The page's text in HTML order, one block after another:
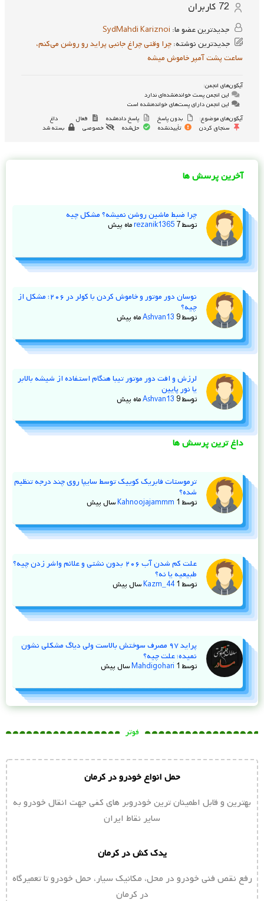
72 کاربران
جدیدترین عضو ما: SydMahdi Kariznoi
جدیدترین نوشته:چرا وقتی چراغ جانبی پراید رو روشن می‌کنم،
ساعت پشت آمپر خاموش میشه
آیکون‌های انجمن:
این انجمن پست خوانده‌نشده‌ای ندارد
این انجمن دارای پست‌های خوانده‌نشده است
آیکون‌های موضوع:
بدون پاسخ پاسخ داده‌شده فعال
داغ
سنجاق کردن
تأییدنشده حل‌شده خصوصی بسته شد
آخرین پرسش ها
چرا ضبط ماشین روشن نمیشه؟ مشکل چیه
توسط rezanik1365 7 ماه پیش
نوسان دور موتور و خاموش کردن با کولر در ۲۰۶؛ مشکل از
چیه؟
توسط Ashvan13 9 ماه پیش
لرزش و افت دور موتور تیبا هنگام استفاده از شیشه‌ بالابر
یا نور پایین
توسط Ashvan13 9 ماه پیش
داغ ترین پرسش ها
ترموستات فابریک کوییک توسط سایپا روی چند درجه تنظیم
شده؟
توسط Kahnoojajammm 1 سال پیش
علت کم شدن آب ۲۰۶ بدون نشتی و علائم واشر زدن چیه؟
طبیعیه یا نه؟
توسط Kazm_44 1 سال پیش
پراید ۹۷ مصرف سوختش بالاست ولی دیاگ مشکلی نشون
نمیده؛ علت چیه؟
توسط Mahdigohari 1 سال پیش
فوتر
حمل انواع خودرو در کرمان
بهترین و قابل اطمینان ترین خودروبر های کفی جهت انقال خودرو به
سایر نقاط ایران
یدک کش در کرمان
رفع نقص فنی خودرو در محل، مکانیک سیار، حمل خودرو تا تعمیرگاه
در کرمان